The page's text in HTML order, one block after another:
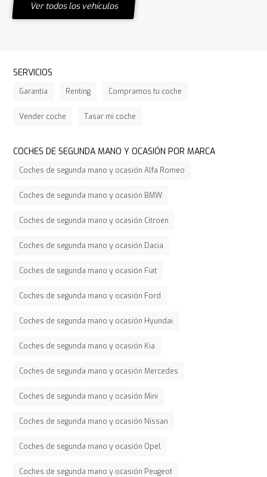
Ver todos los vehículos
SERVICIOS
Garantía Renting Compramos tu coche
Vender coche Tasar mi coche
COCHES DE SEGUNDA MANO Y OCASIÓN POR MARCA
Coches de segunda mano y ocasión Alfa Romeo
Coches de segunda mano y ocasión BMW
Coches de segunda mano y ocasión Citroen
Coches de segunda mano y ocasión Dacia
Coches de segunda mano y ocasión Fiat
Coches de segunda mano y ocasión Ford
Coches de segunda mano y ocasión Hyundai
Coches de segunda mano y ocasión Kia
Coches de segunda mano y ocasión Mercedes
Coches de segunda mano y ocasión Mini
Coches de segunda mano y ocasión Nissan
Coches de segunda mano y ocasión Opel
Coches de segunda mano y ocasión Peugeot